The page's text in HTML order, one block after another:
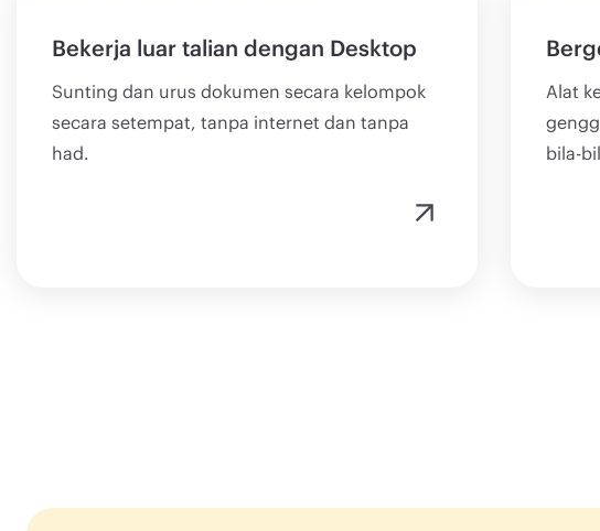
Bekerja luar talian dengan Desktop
Sunting dan urus dokumen secara kelompok
secara setempat, tanpa internet dan tanpa
had.
Alat
bila-